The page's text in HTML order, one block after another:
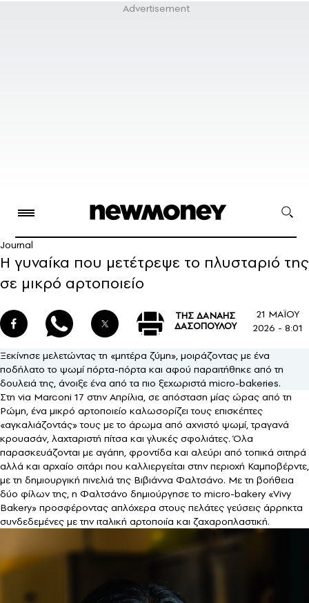
Journal
Η γυναίκα που μετέτρεψε το πλυσταριό της
σε μικρό αρτοποιείο
ΤΗΣ ΔΑΝΑΗΣ
ΔΑΣΟΠΟΥΛΟΥ
21 ΜΑΪΟΥ
2026 - 8:01
Ξεκίνησε μελετώντας τη «μητέρα ζύμη», μοιράζοντας με ένα
ποδήλατο το ψωμί πόρτα-πόρτα και αφού παραιτήθηκε από τη
δουλειά της, άνοιξε ένα από τα πιο ξεχωριστά micro-bakeries.
Στη via Marconi 17 στην Απρίλια, σε απόσταση μίας ώρας από τη
Ρώμη, ένα μικρό αρτοποιείο καλωσορίζει τους επισκέπτες
«αγκαλιάζοντάς» τους με το άρωμα από αχνιστό ψωμί, τραγανά
κρουασάν, λαχταριστή πίτσα και γλυκές σφολιάτες. Όλα
παρασκευάζονται με αγάπη, φροντίδα και αλεύρι από τοπικά σιτηρά
αλλά και αρχαίο σιτάρι που καλλιεργείται στην περιοχή Καμποβέρντε,
με τη δημιουργική πινελιά της Βιβιάννα Φαλτσάνο. Με τη βοήθεια
δύο φίλων της, η Φαλτσάνο δημιούργησε το micro-bakery «Vivy
Bakery» προσφέροντας απλόχερα στους πελάτες γεύσεις άρρηκτα
συνδεδεμένες με την ιταλική αρτοποιία και ζαχαροπλαστική.